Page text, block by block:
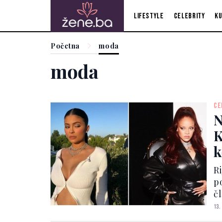
Lifestyle Celebrity
Početna moda
moda
13.